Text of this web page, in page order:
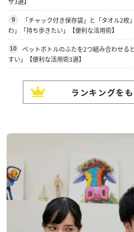
9
「チャック付き保存袋」と「タオル2
わ」「持ち歩きたい」【便利な活用術】
10
ペットボトルのふたを2つ組み合わせる
すい」【便利な活用術3選】
ランキングを